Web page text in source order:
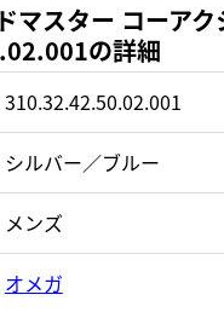
マスター コーア
の詳細
310.32.42.50.02.001
シルバー／ブルー
メンズ
オメガ